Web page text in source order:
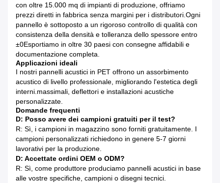
con oltre 15.000 mq di impianti di produzione, offriamo
prezzi diretti in fabbrica senza margini per i distributori.Ogni
pannello è sottoposto a un rigoroso controllo di qualità con
consistenza della densità e tolleranza dello spessore entro
±0Esportiamo in oltre 30 paesi con consegne affidabili e
documentazione completa.
Applicazioni ideali
I nostri pannelli acustici in PET offrono un assorbimento
acustico di livello professionale, migliorando l'estetica degli
interni.massimali, deflettori e installazioni acustiche
personalizzate.
Domande frequenti
D: Posso avere dei campioni gratuiti per il test?
R: Sì, i campioni in magazzino sono forniti gratuitamente. I
campioni personalizzati richiedono in genere 5-7 giorni
lavorativi per la produzione.
D: Accettate ordini OEM o ODM?
R: Sì, come produttore produciamo pannelli acustici in base
alle vostre specifiche, campioni o disegni tecnici.